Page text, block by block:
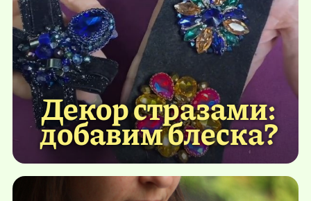
Декор стразами:
добавим блеска?